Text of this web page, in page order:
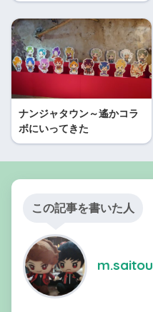
ナンジャタウン～遙かコラ
ボにいってきた
この記事を書いた人
m.saitou